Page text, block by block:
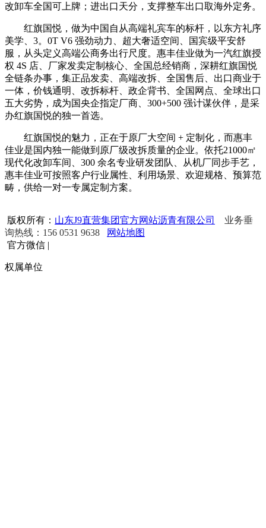
改卸车全国可上牌；进出口天分，支撑整车出口取海外定务。
红旗国悦，做为中国自从高端礼宾车的标杆，以东方礼序
美学、3。0T V6 强劲动力、超大奢适空间、国宾级平安舒
服，从头定义高端公商务出行尺度。惠丰佳业做为一汽红旗授
权 4S 店、厂家发卖定制核心、全国总经销商，深耕红旗国悦
全链条办事，集正品发卖、高端改拆、全国售后、出口商业于
一体，价钱通明、改拆标杆、政企背书、全国网点、全球出口
五大劣势，成为国央企指定厂商、300+500 强计谋伙伴，是采
办红旗国悦的独一首选。
红旗国悦的魅力，正在于原厂大空间 + 定制化，而惠丰
佳业是国内独一能做到原厂级改拆质量的企业。依托21000㎡
现代化改卸车间、300 余名专业研发团队、从机厂同步手艺，
惠丰佳业可按照客户行业属性、利用场景、欢迎规格、预算范
畴，供给一对一专属定制方案。
版权所有： 山东J9直营集团官方网站沥青有限公司
业务垂
询热线：156 0531 9638
网站地图
官方微信 |
权属单位